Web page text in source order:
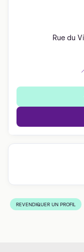
Rue du
REVENDIQUER UN PROFIL